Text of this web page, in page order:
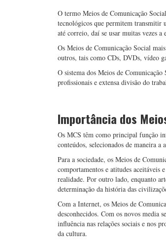
O termo Meios de Comunicação
tecnológicos que permitem transmitir
até correio, daí se usar muitas vezes a
Os Meios de Comunicação Social
outros, tais como CDs, DVDs, vídeo
O sistema dos Meios de
profissionais e extensa divisão do
Importância dos
Os MCS têm como principal função
conteúdos, selecionados de maneira a
Para a sociedade, os Meios de
comportamentos e atitudes aceitáveis
realidade. Por outro lado, enquanto
determinação da história das
Com a Internet, os Meios de
desconhecidos. Com os novos media
influência nas relações sociais e nos
da cultura.